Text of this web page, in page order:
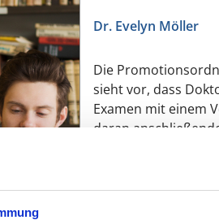
Dr. Evelyn Möller
Die
sieht vor, dass
Examen mit einem
daran
meist mit einer